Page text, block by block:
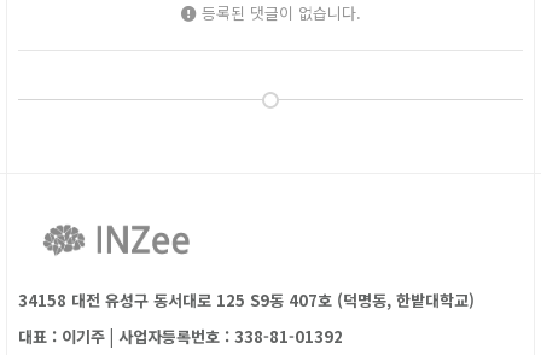
등록된 댓글이 없습니다.
34158 대전 유성구 동서대로 125 S9동 407호 (덕명동, 한밭대학교)
대표 : 이기주 | 사업자등록번호 : 338-81-01392